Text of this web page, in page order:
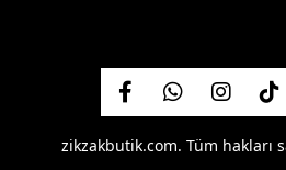
zikzakbutik.com. Tüm hakları